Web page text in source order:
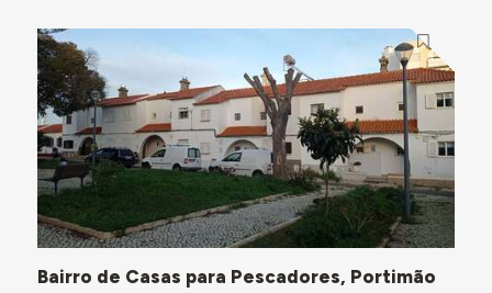
Bairro de Casas para Pescadores, Portimão